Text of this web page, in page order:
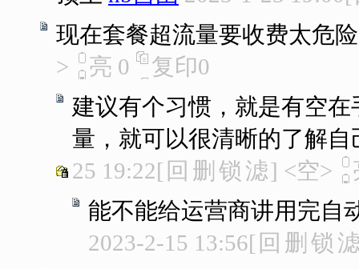
现在套餐超流量要收费太危险
>
亮 0 复印0
建议有个习惯，就是有空
量，就可以很清晰的了解
25 19:22[ 回 删 锁 滤] <空>
能不能给运营商讲用完自
2023-2-15 13:56[ 回 删 锁